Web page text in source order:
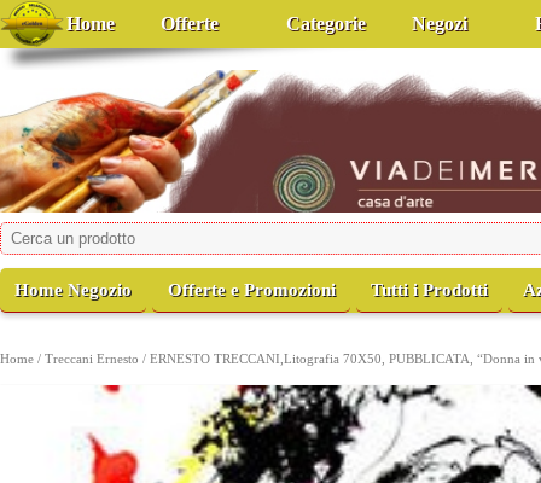
Home Offerte Categorie Negozi
viadeimercati
Casa d'Arte
Home Negozio Offerte e Promozioni Tutti i Prodotti
Home / Treccani Ernesto / ERNESTO TRECCANI,Litografia 70X50, PUBBLICATA, “Donna in